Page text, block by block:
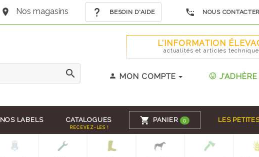
Nos magasins BESOIN D'AIDE
NOUS CONTACTER
L'INFORMATION
actualités et articles
MON COMPTE
NOS LABELS CATALOGUES
RECEVEZ-LES !
PANIER 0 LES